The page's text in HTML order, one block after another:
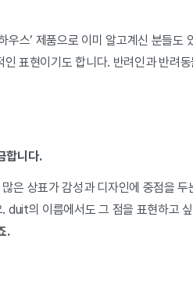
우스’ 제품으로 이미 알고계신 분들
표현이기도 합니다. 반려인과 반려
합니다.
은 상표가 감성과 디자인에 중점을
duit의 이름에서도 그 점을 표현하고
.